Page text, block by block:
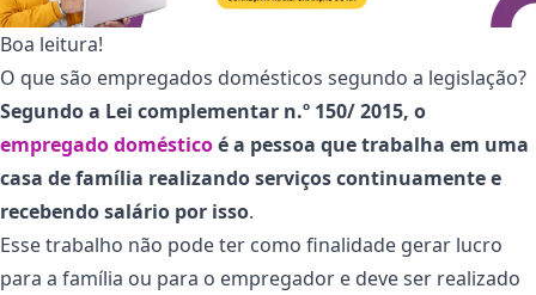
Boa leitura!
O que são empregados domésticos segundo a legislação?
Segundo a Lei complementar n.º 150/ 2015, o
empregado domésticoé a pessoa que trabalha em uma
casa de família realizando serviços continuamente e
recebendo salário por isso.
Esse trabalho não pode ter como finalidade gerar lucro
para a família ou para o empregador e deve ser realizado